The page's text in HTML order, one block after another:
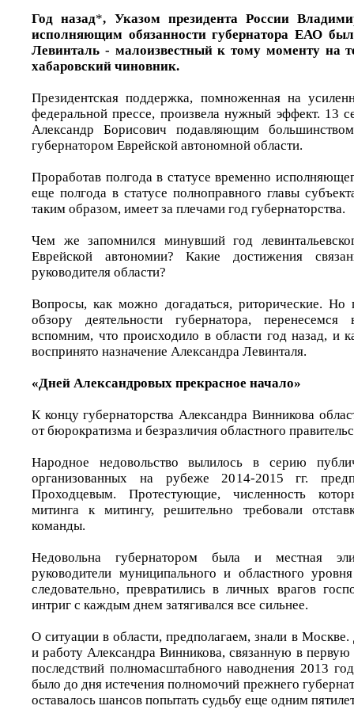
Год назад*, Указом президента России
исполняющим обязанности губернатора ЕАО
Левинталь - малоизвестный к тому моменту на
хабаровский чиновник.
Президентская поддержка, помноженная на
федеральной прессе, произвела нужный эффект. 13
Александр Борисович подавляющим
губернатором Еврейской автономной области.
Проработав полгода в статусе временно
еще полгода в статусе полноправного главы
таким образом, имеет за плечами год губернаторства.
Чем же запомнился минувший год
Еврейской автономии? Какие достижения
руководителя области?
Вопросы, как можно догадаться, риторические.
обзору деятельности губернатора,
вспомним, что происходило в области год назад, и
воспринято назначение Александра Левинталя.
«Дней Александровых прекрасное начало»
К концу губернаторства Александра Винникова
от бюрократизма и безразличия областного
Народное недовольство вылилось в серию
организованных на рубеже 2014-2015 гг.
Проходцевым. Протестующие, численность
митинга к митингу, решительно требовали
команды.
Недовольна губернатором была и местная
руководители муниципального и областного
следовательно, превратились в личных врагов
интриг с каждым днем затягивался все сильнее.
О ситуации в области, предполагаем, знали в
и работу Александра Винникова, связанную в первую
последствий полномасштабного наводнения 2013
было до дня истечения полномочий прежнего
оставалось шансов попытать судьбу еще одним